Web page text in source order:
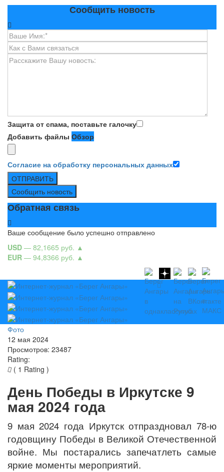
Сообщить новость
Защита от спама, поставьте галочку
Добавить файлы Обзор
Согласие на обработку персональных данных
ОТПРАВИТЬ
Сообщить новость
Обратная связь
Ваше сообщение было успешно отправлено
USD — 82,1665 руб. ▲
EUR — 94,8366 руб. ▲
Фото
12 мая 2024
Просмотров: 23487
Rating:
( 1 Rating )
День Победы в Иркутске 9
мая 2024 года
9 мая 2024 года Иркутск отпраздновал 78-ю
годовщину Победы в Великой Отечественной
войне. Мы постарались запечатлеть самые
яркие моменты мероприятий.